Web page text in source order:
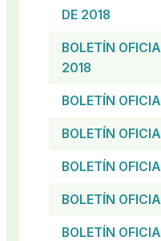
DE 2018
BOLETÍN
2018
BOLETÍN
BOLETÍN
BOLETÍN
BOLETÍN
BOLETÍN